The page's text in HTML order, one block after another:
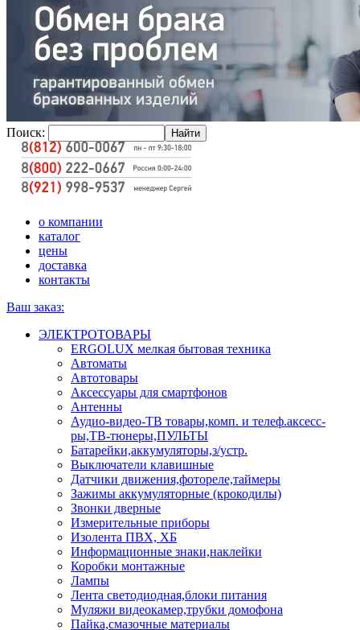
Поиск:
о компании
каталог
цены
доставка
контакты
Ваш заказ:
ЭЛЕКТРОТОВАРЫ
ERGOLUX мелкая бытовая техника
Автоматы
Автотовары
Аксессуары для смартфонов
Антенны
Аудио-видео-ТВ товары,комп. и телеф.аксесс-
ры,ТВ-тюнеры,ПУЛЬТЫ
Батарейки,аккумуляторы,з/устр.
Выключатели клавишные
Датчики движения,фотореле,таймеры
Зажимы аккумуляторные (крокодилы)
Звонки дверные
Измерительные приборы
Изолента ПВХ, ХБ
Информационные знаки,наклейки
Коробки монтажные
Лампы
Лента светодиодная,блоки питания
Муляжи видеокамер,трубки домофона
Пайка,смазочные материалы